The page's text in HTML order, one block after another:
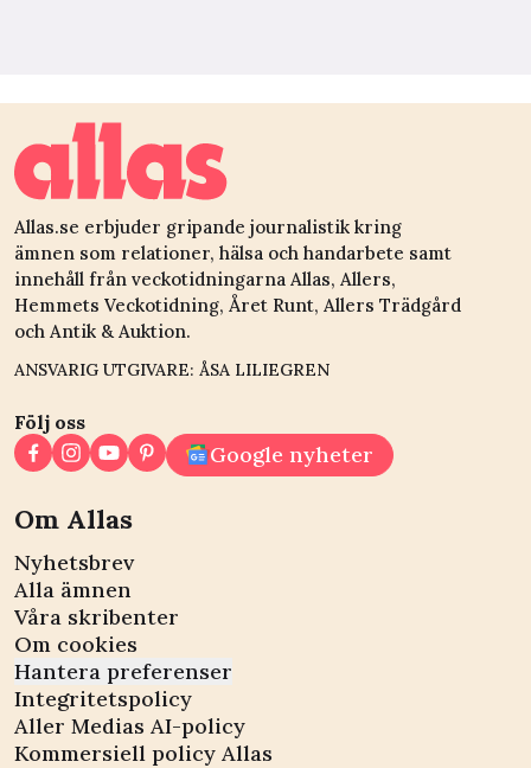
Allas.se erbjuder gripande journalistik kring
ämnen som relationer, hälsa och handarbete samt
innehåll från veckotidningarna Allas, Allers,
Hemmets Veckotidning, Året Runt, Allers Trädgård
och Antik & Auktion.
ANSVARIG UTGIVARE: ÅSA LILIEGREN
Följ oss
Google nyheter
Om Allas
Nyhetsbrev
Alla ämnen
Våra skribenter
Om cookies
Hantera preferenser
Integritetspolicy
Aller Medias AI-policy
Kommersiell policy Allas